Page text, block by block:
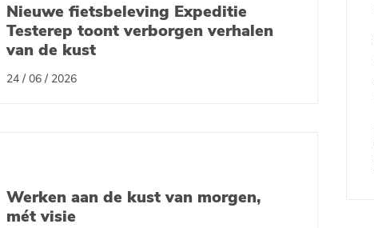
Nieuwe fietsbeleving Expeditie
Testerep toont verborgen verhalen
van de kust
24 / 06 / 2026
Werken aan de kust van morgen,
mét visie